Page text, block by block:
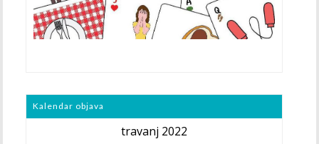
Kalendar objava
travanj 2022